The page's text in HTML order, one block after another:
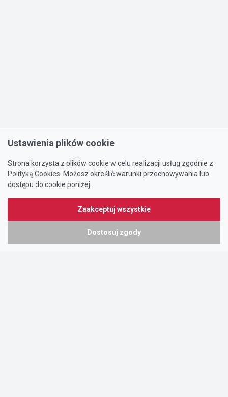
Ustawienia plików cookie
Strona korzysta z plików cookie w celu realizacji usług zgodnie z
Polityką Cookies . Możesz określić warunki przechowywania lub
dostępu do cookie poniżej.
Zaakceptuj wszystkie
Dostosuj zgody